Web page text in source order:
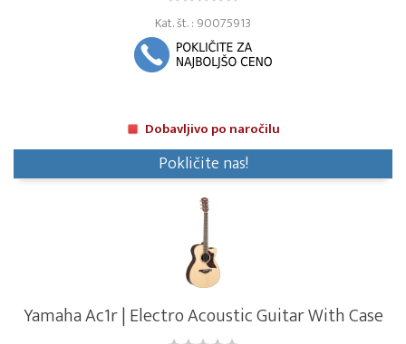
Kat. št. : 90075913
Dobavljivo po naročilu
Pokličite nas!
Yamaha Ac1r | Electro Acoustic Guitar With Case